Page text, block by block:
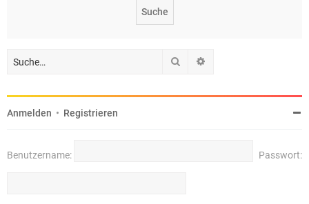
Suche
Anmelden • Registrieren
Benutzername: Passwort: